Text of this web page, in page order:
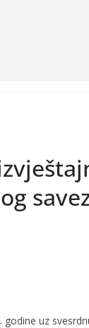
godine uz